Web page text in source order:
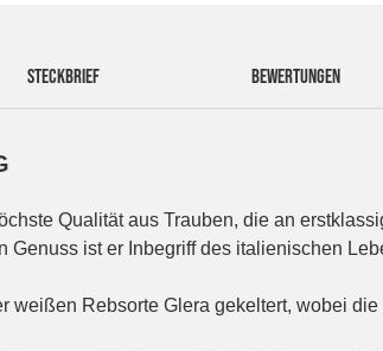
STECKBRIEF BEWERTUNGEN
Qualität aus Trauben, die an
Genuss ist er Inbegriff des italienischen
weißen Rebsorte Glera gekeltert, wobei